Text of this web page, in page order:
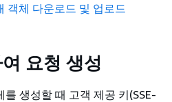
객체 다운로드 및 업로드
요청 생성
를 생성할 때 고객 제공 키(SSE-